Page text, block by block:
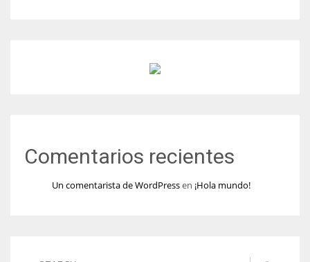
Comentarios recientes
Un comentarista de WordPressen ¡Hola mundo!